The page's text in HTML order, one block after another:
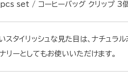
set / コーヒーバッグ クリップ 3個
スタイリッシュな見た目は、ナチュラ
リーとしてもお使いいただけます。